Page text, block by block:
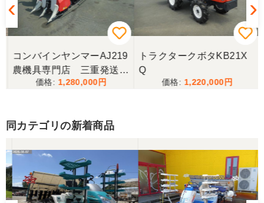
購入から引き取りまでスムーズでした。ありがとう
ございました。
三重県／
当方の要望に対して、素早く対応していただき感謝
スタッフの鈴木さんが親切で機械に詳しく 丁寧にご
対応頂きました。 ありがとう！ 少し距離はあります
が、今後も農機具を買う際はのうき屋さんを利用し
ようと思います。
コンバインヤンマーAJ219
農機具専門店 三重発送整
備済み
1,280,000
トラクタークボタKB21X
Q
1,220,000
同カテゴリの新着商品